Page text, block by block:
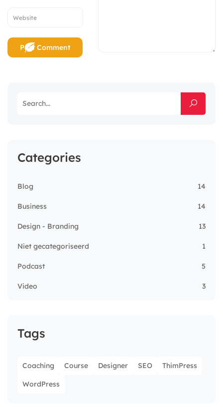
Categories
Blog 14
Business 14
Design - Branding 13
Niet gecategoriseerd 1
Podcast 5
Video 3
Tags
Coaching Course Designer SEO ThimPress
WordPress